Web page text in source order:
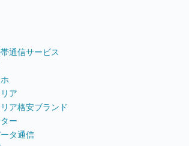
通信サービス
ア
ア格安ブランド
ー
タ通信